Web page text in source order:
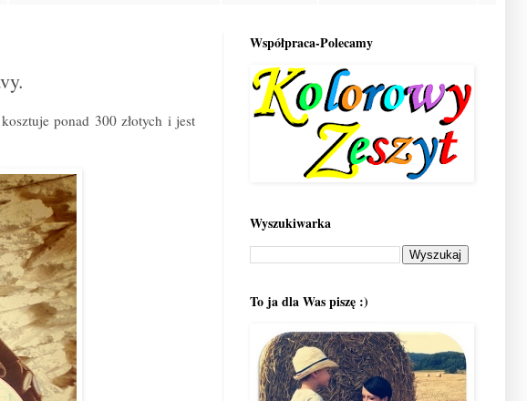
ponad 300 złotych i jest
Współpraca-Polecamy
Wyszukiwarka
To ja dla Was piszę :)